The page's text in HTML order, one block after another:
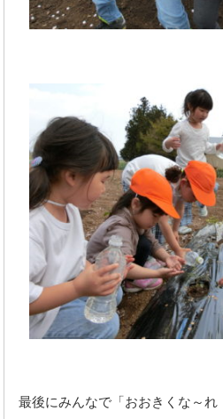
最後にみんなで「おおきくな～れ